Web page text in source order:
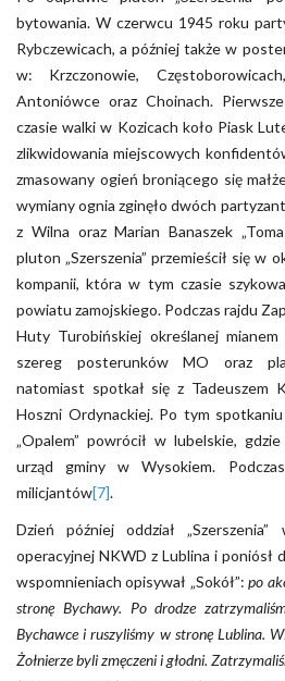
bytowania. W czerwcu 1945 roku
Rybczewicach, a później także w
w: Krzczonowie,
Antoniówce oraz Choinach.
czasie walki w Kozicach koło Piask
zlikwidowania miejscowych
zmasowany ogień broniącego się
wymiany ognia zginęło dwóch
z Wilna oraz Marian Banaszek
pluton „Szerszenia” przemieścił się w
kompanii, która w tym czasie
powiatu zamojskiego. Podczas rajdu
Huty Turobińskiej określanej
szereg posterunków MO oraz
natomiast spotkał się z Tadeuszem
Hoszni Ordynackiej. Po tym spotkaniu
„Opalem” powrócił w lubelskie,
urząd gminy w Wysokiem.
milicjantów[7].
Dzień później oddział
operacyjnej NKWD z Lublina i poniósł
wspomnieniach opisywał „Sokół”:po
stronę Bychawy. Po drodze
Bychawce i ruszyliśmy w stronę Lublina.
Żołnierze byli zmęczeni i głodni.